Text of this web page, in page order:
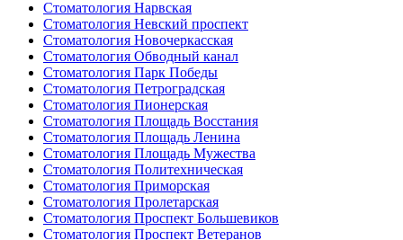
Стоматология Нарвская
Стоматология Невский проспект
Стоматология Новочеркасская
Стоматология Обводный канал
Стоматология Парк Победы
Стоматология Петроградская
Стоматология Пионерская
Стоматология Площадь Восстания
Стоматология Площадь Ленина
Стоматология Площадь Мужества
Стоматология Политехническая
Стоматология Приморская
Стоматология Пролетарская
Стоматология Проспект Большевиков
Стоматология Проспект Ветеранов